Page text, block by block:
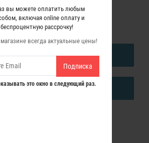
вы можете оплатить любым
включая online оплату и
беспроцентную рассрочку!
всегда актуальные цены!
Подписка
это окно в следующий раз.
В КОРЗИНУ
КУПИТЬ В ОДИН КЛИК